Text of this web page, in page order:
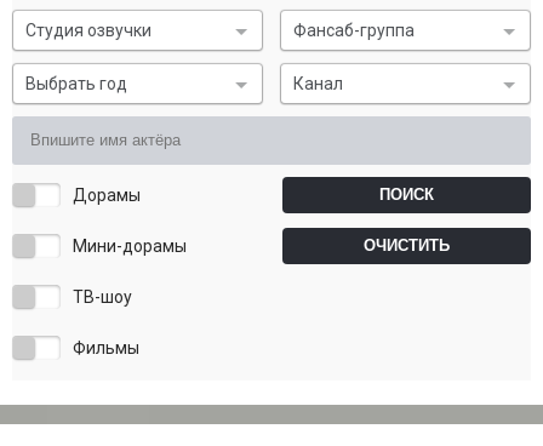
Студия озвучки Фансаб-группа
Выбрать год Канал
Дорамы
Мини-дорамы
ТВ-шоу
Фильмы